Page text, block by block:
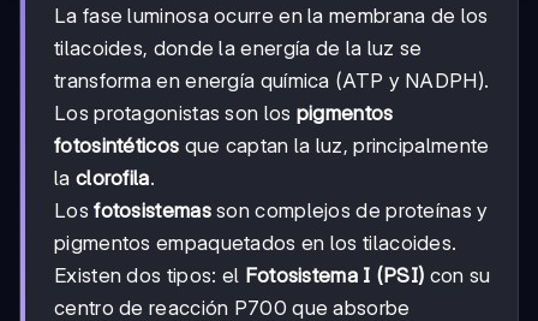
La fase luminosa ocurre en la membrana de los
tilacoides, donde la energía de la luz se
transforma en energía química (ATP y NADPH).
Los protagonistas son los pigmentos
fotosintéticos que captan la luz, principalmente
la clorofila.
Losfotosistemasson complejos de proteínas y
pigmentos empaquetados en los tilacoides.
Existen dos tipos: el Fotosistema I (PSI) con su
centro de reacción P700 que absorbe